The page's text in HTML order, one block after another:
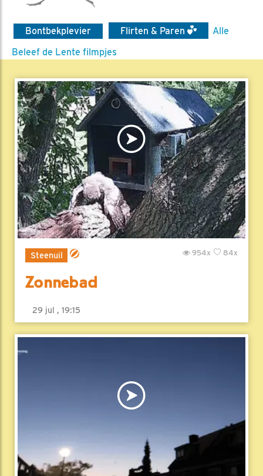
Bontbekplevier Flirten & Paren
Alle
Beleef de Lente filmpjes
Steenuil 84x
954x
Zonnebad
29 jul , 19:15